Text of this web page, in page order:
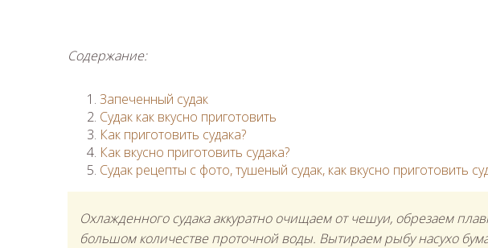
Содержание:
Запеченный судак
Судак как вкусно приготовить
Как приготовить судака?
Как вкусно приготовить судака?
Судак рецепты с фото, тушеный судак, как вкусно приготовить
Охлажденного судака аккуратно очищаем от чешуи, обрезаем
большом количестве проточной воды. Вытираем рыбу насухо